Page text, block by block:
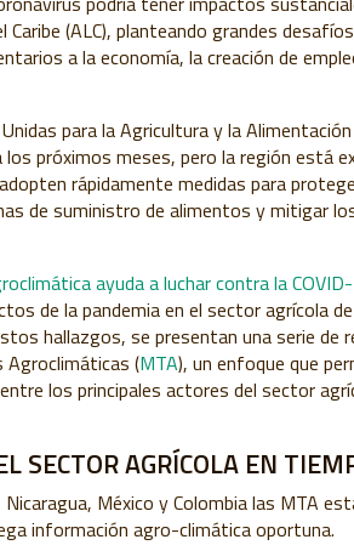
(ALC), planteando grandes
a la economía, la creación de
para la Agricultura y la
próximos meses, pero la región está
rápidamente medidas para
de suministro de alimentos y mitigar
ayuda a luchar contra la
de la pandemia en el sector agrícola
hallazgos, se presentan una serie de
Agroclimáticas (MTA), un enfoque que
los principales actores del sector
SECTOR AGRÍCOLA EN
México y Colombia las MTA
información agro-climática oportuna.